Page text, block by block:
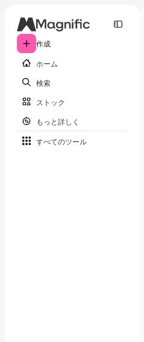
作成
ホーム
検索
ストック
もっと詳しく
すべてのツール